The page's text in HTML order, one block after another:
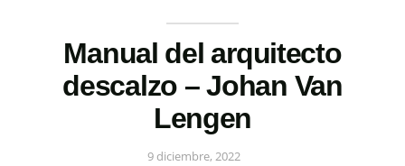
Manual del arquitecto
descalzo – Johan Van
Lengen
9 diciembre, 2022